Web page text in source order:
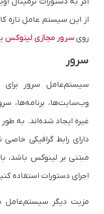
از این سیستم عامل تازه
رویسرور مجازی لینوکس
سرور
سیستم‌عامل سرور برای
وب‌سایت‌ها، برنامه‌ها،
غیره ایجاد شده‌اند. به
دارای رابط گرافیکی
مبتنی بر لینوکس باشد،
اجرای دستورات استفاده
مزیت دیگر سیستم‌عامل